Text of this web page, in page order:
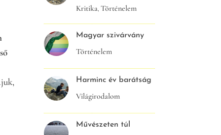
Kritika,Történelem
Magyar szivárvány
Történelem
Harminc év barátság
Világirodalom
Művészeten túl